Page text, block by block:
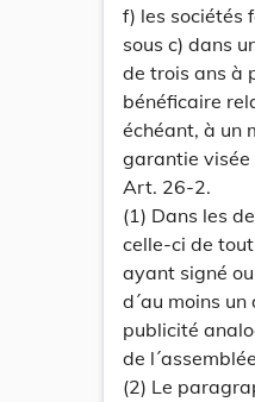
f) les sociétés
sous c) dans
de trois ans à
bénéficaire
échéant, à un
garantie visée
Art. 26-2.
(1) Dans les
celle-ci de
ayant signé
d´au moins
publicité
de
(2) Le